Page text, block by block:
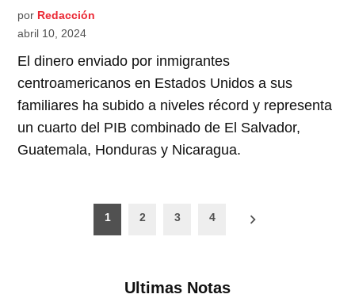
por Redacción
abril 10, 2024
El dinero enviado por inmigrantes
centroamericanos en Estados Unidos a sus
familiares ha subido a niveles récord y representa
un cuarto del PIB combinado de El Salvador,
Guatemala, Honduras y Nicaragua.
Paginación
1 2 3 4
Ultimas Notas